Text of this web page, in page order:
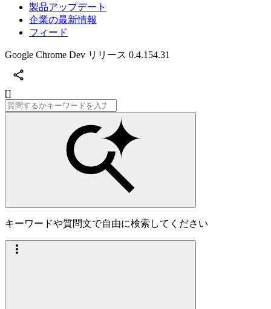
製品アップデート
企業の最新情報
フィード
Google Chrome Dev リリース 0.4.154.31
[]
キーワードや質問文で自由に検索してください